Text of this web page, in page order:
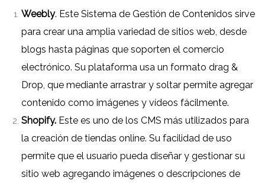
Weebly. Este Sistema de Gestión de Contenidos sirve
para crear una amplia variedad de sitios web, desde
blogs hasta páginas que soporten el comercio
electrónico. Su plataforma usa un formato drag &
Drop, que mediante arrastrar y soltar permite agregar
contenido como imágenes y vídeos fácilmente.
Shopify. Este es uno de los CMS más utilizados para
la creación de tiendas online. Su facilidad de uso
permite que el usuario pueda diseñar y gestionar su
sitio web agregando imágenes o descripciones de